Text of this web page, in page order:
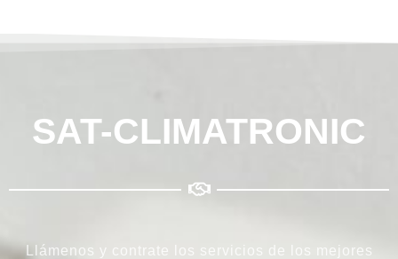
SAT-CLIMATRONIC
Llámenos y contrate los servicios de los mejores